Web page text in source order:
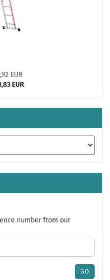
EUR
EUR
number from our
GO